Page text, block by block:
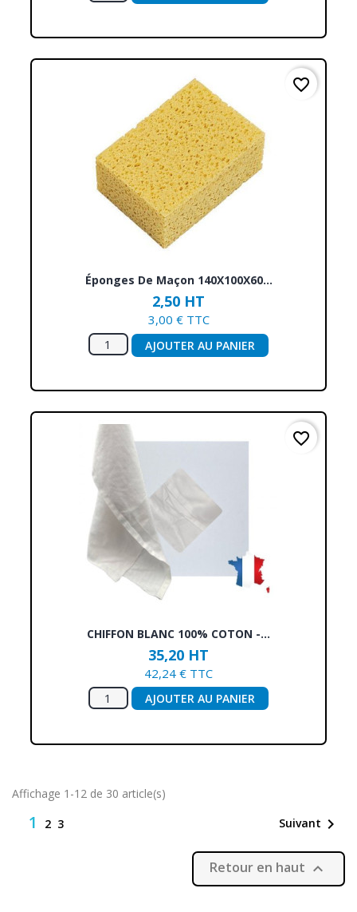
Éponges De Maçon 140X100X60...
2,50 HT
3,00 € TTC
AJOUTER AU PANIER
favorite_border
CHIFFON BLANC 100% COTON -...
35,20 HT
42,24 € TTC
AJOUTER AU PANIER
favorite_border
Affichage 1-12 de 30 article(s)
1 2 3 Suivant 
Retour en haut 